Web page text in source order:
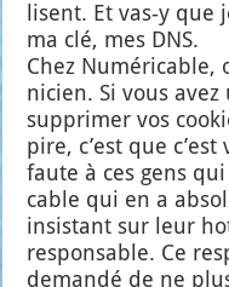
lisent. Et vas‑y que
ma clé, mes DNS.
Chez
ni­cien. Si vous
sup­pri­mer vos
pire, c’est que
faute à ces gens
cable qui en a
insis­tant sur leur
res­pon­sable. Ce
deman­dé de ne